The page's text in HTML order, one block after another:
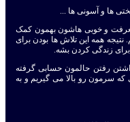
ها و آسونی ها ...
و خوبی هاشون بهمون کمک
همه این تلاش ها بودن برای
زندگی کردن بشه.
رفتن حالمون حسابی گرفته
سرمون رو بالا می گیریم و به